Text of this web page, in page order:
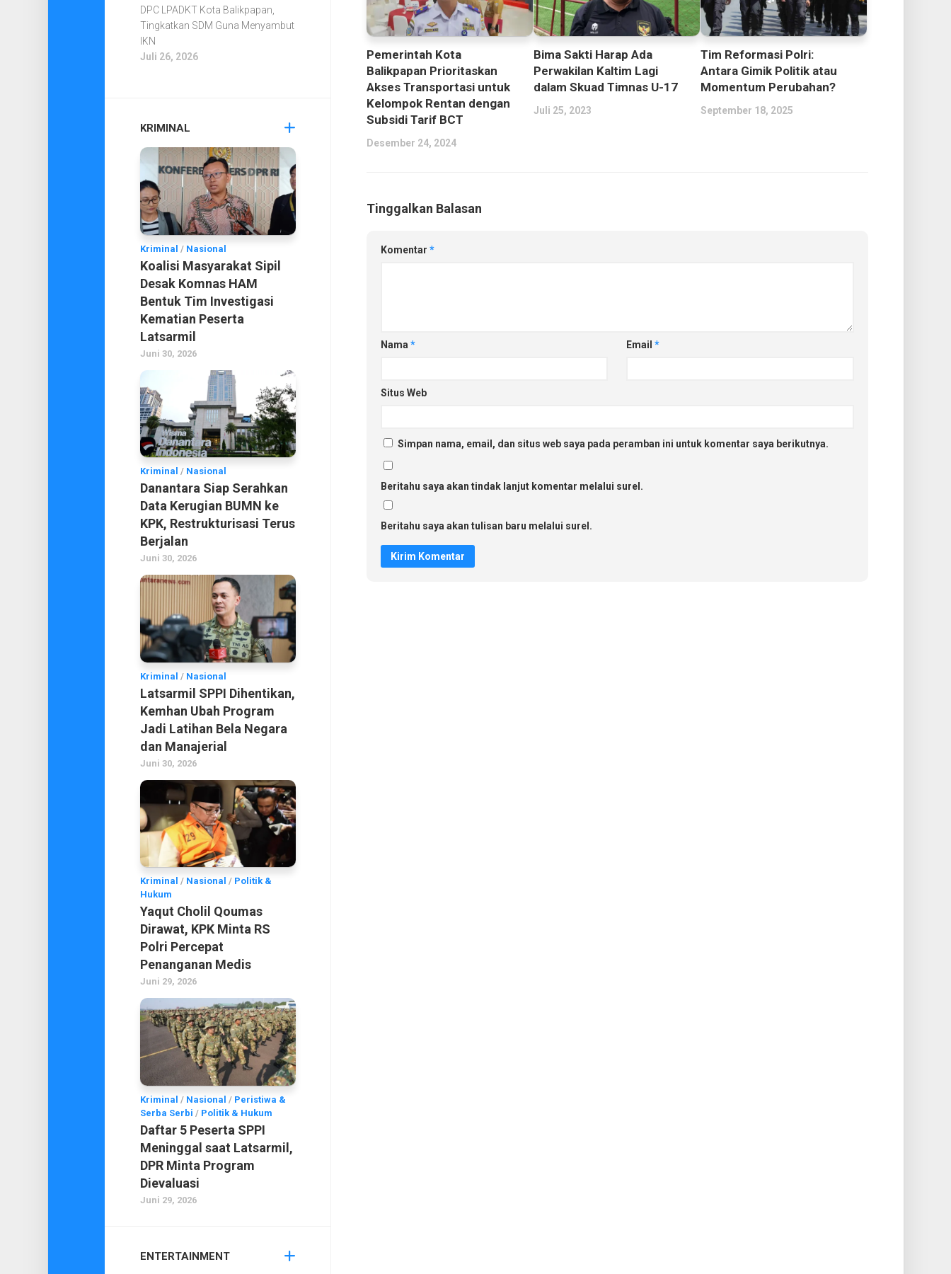
Pemerintah Kota
Balikpapan Prioritaskan
Akses Transportasi untuk
Kelompok Rentan dengan
Subsidi Tarif BCT
Desember 24, 2024
Bima Sakti Harap Ada
Perwakilan Kaltim Lagi
dalam Skuad Timnas U-17
Juli 25, 2023
Tim Reformasi Polri:
Antara Gimik Politik atau
Momentum Perubahan?
September 18, 2025
Tinggalkan Balasan
Komentar *
Nama * Email*
Situs Web
Simpan nama, email, dan situs web saya pada peramban ini untuk komentar saya berikutnya.
Beritahu saya akan tindak lanjut komentar melalui surel.
Beritahu saya akan tulisan baru melalui surel.
DPC LPADKT Kota Balikpapan,
Tingkatkan SDM Guna Menyambut
IKN
Juli 26, 2026
KRIMINAL
Kriminal / Nasional
Koalisi Masyarakat Sipil
Desak Komnas HAM
Bentuk Tim Investigasi
Kematian Peserta
Latsarmil
Juni 30, 2026
Kriminal / Nasional
Danantara Siap Serahkan
Data Kerugian BUMN ke
KPK, Restrukturisasi Terus
Berjalan
Juni 30, 2026
Kriminal / Nasional
Latsarmil SPPI Dihentikan,
Kemhan Ubah Program
Jadi Latihan Bela Negara
dan Manajerial
Juni 30, 2026
Kriminal / Nasional / Politik &
Hukum
Yaqut Cholil Qoumas
Dirawat, KPK Minta RS
Polri Percepat
Penanganan Medis
Juni 29, 2026
Kriminal / Nasional / Peristiwa &
Serba Serbi / Politik & Hukum
Daftar 5 Peserta SPPI
Meninggal saat Latsarmil,
DPR Minta Program
Dievaluasi
Juni 29, 2026
ENTERTAINMENT